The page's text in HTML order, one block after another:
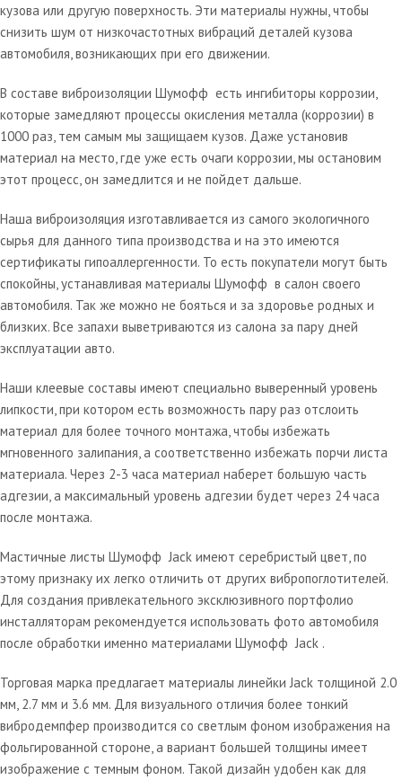
кузова или другую поверхность. Эти материалы нужны, чтобы
снизить шум от низкочастотных вибраций деталей кузова
автомобиля, возникающих при его движении.
В составе виброизоляции Шумофф есть ингибиторы коррозии,
которые замедляют процессы окисления металла (коррозии) в
1000 раз, тем самым мы защищаем кузов. Даже установив
материал на место, где уже есть очаги коррозии, мы остановим
этот процесс, он замедлится и не пойдет дальше.
Наша виброизоляция изготавливается из самого экологичного
сырья для данного типа производства и на это имеются
сертификаты гипоаллергенности. То есть покупатели могут быть
спокойны, устанавливая материалы Шумофф в салон своего
автомобиля. Так же можно не бояться и за здоровье родных и
близких. Все запахи выветриваются из салона за пару дней
эксплуатации авто.
Наши клеевые составы имеют специально выверенный уровень
липкости, при котором есть возможность пару раз отслоить
материал для более точного монтажа, чтобы избежать
мгновенного залипания, а соответственно избежать порчи листа
материала. Через 2-3 часа материал наберет большую часть
адгезии, а максимальный уровень адгезии будет через 24 часа
после монтажа.
Мастичные листы Шумофф Jack имеют серебристый цвет, по
этому признаку их легко отличить от других вибропоглотителей.
Для создания привлекательного эксклюзивного портфолио
инсталляторам рекомендуется использовать фото автомобиля
после обработки именно материалами Шумофф Jack .
Торговая марка предлагает материалы линейки Jack толщиной 2.0
мм, 2.7 мм и 3.6 мм. Для визуального отличия более тонкий
вибродемпфер производится со светлым фоном изображения на
фольгированной стороне, а вариант большей толщины имеет
изображение с темным фоном. Такой дизайн удобен как для